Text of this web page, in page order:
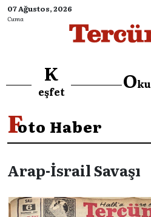
07 Ağustos, 2026
Cuma
K
eşfet Oku
Foto Haber
Arap-İsrail Savaşı